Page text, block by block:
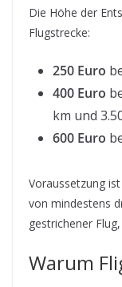
Die Höhe der
Flugstrecke:
250 Euro
400 Euro
km und
600 Euro
Voraussetzung
von mindestens
gestrichener
Warum